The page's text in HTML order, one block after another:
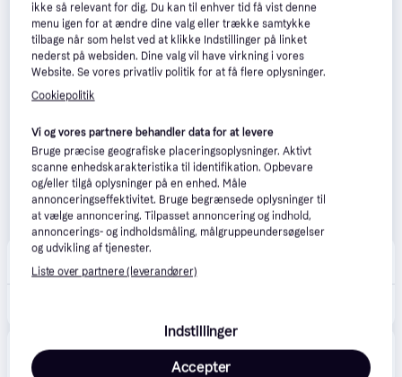
Bazta
39 kr. fragt,1-2 dage
Produktet fås også hos 2 butikker, som ikke er
betalende kunde i denne kategori.
Vis alle
ikke så relevant for dig. Du kan til enhver tid få vist denne
menu igen for at ændre dine valg eller trække samtykke
tilbage når som helst ved at klikke Indstillinger på linket
nederst på websiden. Dine valg vil have virkning i vores
Website. Se vores privatliv politik for at få flere oplysninger.
Cookiepolitik
Vi og vores partnere behandler data for at levere
Bruge præcise geografiske placeringsoplysninger. Aktivt
scanne enhedskarakteristika til identifikation. Opbevare
og/eller tilgå oplysninger på en enhed. Måle
annonceringseffektivitet. Bruge begrænsede oplysninger til
at vælge annoncering. Tilpasset annoncering og indhold,
annoncerings- og indholdsmåling, målgruppeundersøgelser
og udvikling af tjenester.
Liste over partnere (leverandører)
Indstillinger
Accepter